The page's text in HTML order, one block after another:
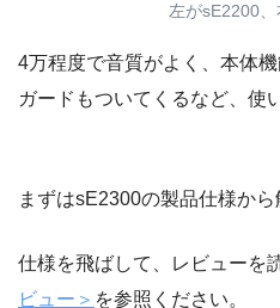
左がsE2200
4万程度で音質がよく、本体
ガードもついてくるなど、使
まずはsE2300の製品仕様から
仕様を飛ばして、レビューを
ビュー＞ を参照ください。